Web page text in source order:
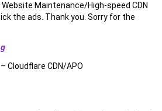
Maintenance/High-speed CDN
the ads. Thank you. Sorry for the
Cloudflare CDN/APO